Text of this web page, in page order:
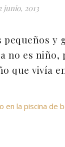
junio, 2013
y
no es niño,
que vivía